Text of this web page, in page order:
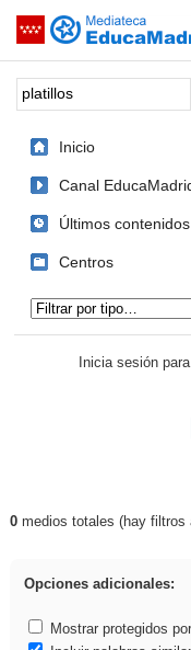
Saltar navegación
Palabra o frase:
Inicio
Canal
Últimos contenidos
Centros
Inicia sesión
Resultados de:
0medios totales (hay filtros
Opciones adicionales:
Mostrar protegidos